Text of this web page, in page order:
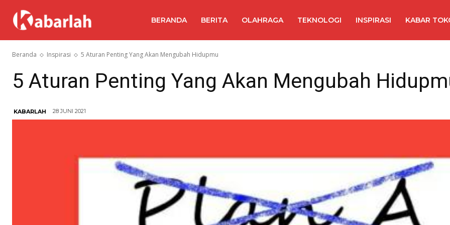
BERANDA BERITA OLAHRAGA TEKNOLOGI INSPIRASI KABAR
Beranda Inspirasi 5 Aturan Penting Yang Akan Mengubah Hidupmu
5 Aturan Penting Yang Akan Mengubah
KABARLAH 28 JUNI 2021